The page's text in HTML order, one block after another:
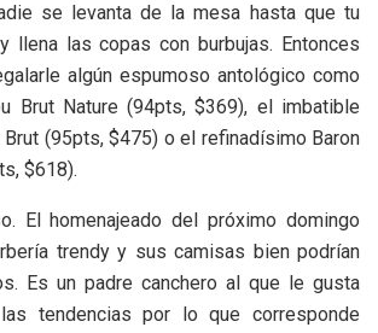
se levanta de la mesa hasta que tu
llena las copas con burbujas. Entonces
algún espumoso antológico como
Brut Nature (94pts, $369), el imbatible
Brut (95pts, $475) o el refinadísimo Baron
$618).
El homenajeado del próximo domingo
trendy y sus camisas bien podrían
Es un padre canchero al que le gusta
tendencias por lo que corresponde